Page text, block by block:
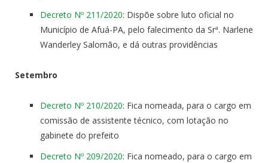
Decreto Nº 211/2020: Dispõe sobre luto oficial no
Município de Afuá-PA, pelo falecimento da Srª. Narlene
Wanderley Salomão, e dá outras providências
Setembro
Decreto Nº 210/2020: Fica nomeada, para o cargo em
comissão de assistente técnico, com lotação no
gabinete do prefeito
Decreto Nº 209/2020: Fica nomeado, para o cargo em